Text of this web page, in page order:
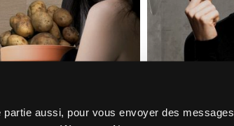
aussi, pour vous envoyer des messages